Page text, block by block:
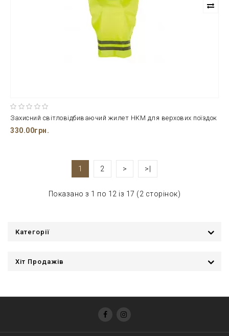
Захисний світловідбиваючий жилет НКМ для верхових поїздок
330.00грн.
1 2 > >|
Показано з 1 по 12 із 17 (2 сторінок)
Категорії
Хіт Продажів